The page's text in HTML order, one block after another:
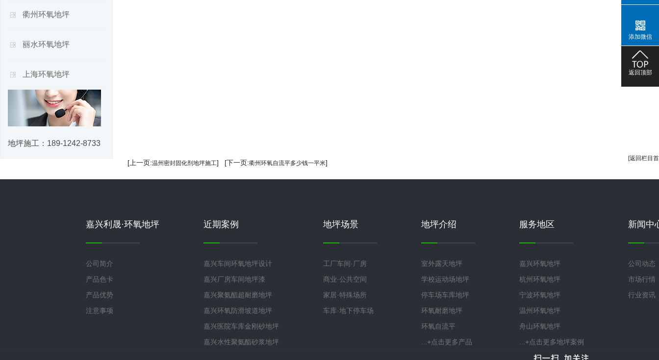
衢州环氧地坪
丽水环氧地坪
上海环氧地坪
地坪施工： 189-1242-8733
[返回栏目
[上一页:温州密封固化剂地坪施工] [下一页:衢州环氧自流平多少钱一平米]
嘉兴利晟·环氧地坪
公司简介
产品色卡
产品优势
注意事项
近期案例
嘉兴车间环氧地坪设计
嘉兴厂房车间地坪漆
嘉兴聚氨酯超耐磨地坪
嘉兴环氧防滑坡道地坪
嘉兴医院车库金刚砂地坪
嘉兴水性聚氨酯砂浆地坪
地坪场景
工厂车间·厂房
商业·公共空间
家居·特殊场所
车库·地下停车场
地坪介绍
室外露天地坪
学校运动场地坪
停车场车库地坪
环氧耐磨地坪
环氧自流平
...+点击更多产品
服务地区
嘉兴环氧地坪
杭州环氧地坪
宁波环氧地坪
温州环氧地坪
舟山环氧地坪
...+点击更多地坪案例
新闻中
公司动态
市场行情
行业资讯
添加微信
返回顶部